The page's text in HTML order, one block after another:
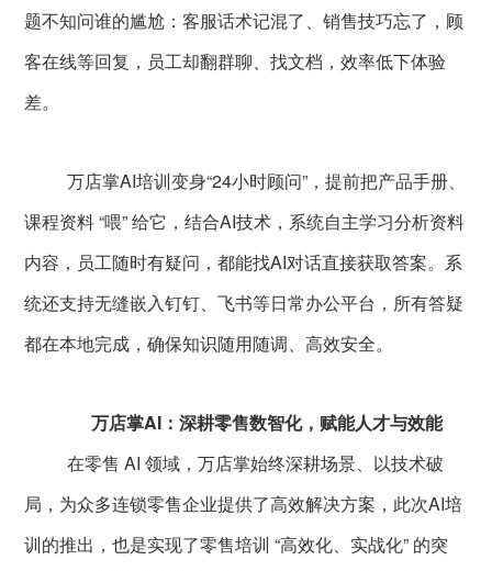
题不知问谁的尴尬：客服话术记混了、销售技巧忘了，顾
客在线等回复，员工却翻群聊、找文档，效率低下体验
差。
万店掌AI培训变身“24小时顾问”，提前把产品手册、
课程资料 “喂” 给它，结合AI技术，系统自主学习分析资料
内容，员工随时有疑问，都能找AI对话直接获取答案。系
统还支持无缝嵌入钉钉、飞书等日常办公平台，所有答疑
都在本地完成，确保知识随用随调、高效安全。
万店掌AI：深耕零售数智化，赋能人才与效能
在零售 AI 领域，万店掌始终深耕场景、以技术破
局，为众多连锁零售企业提供了高效解决方案，此次AI培
训的推出，也是实现了零售培训 “高效化、实战化” 的突